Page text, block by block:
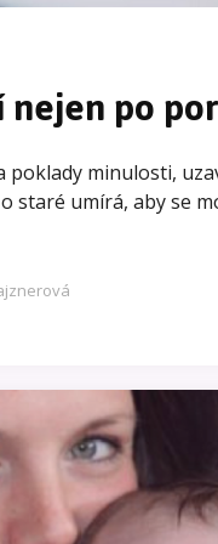
po
minulosti,
staré umírá, aby se